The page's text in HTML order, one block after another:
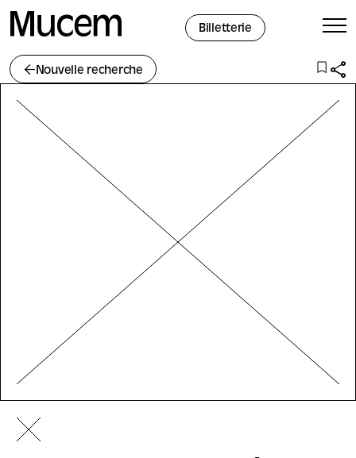
Billetterie
Nouvelle recherche